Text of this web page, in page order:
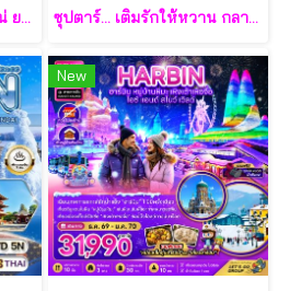
ทัวร์ญี่ปุ่น โตเกียว นากาโน่ ยามานาชิ 7 วัน - TG ซุปตาร์... เติมรักให้หวาน กลางเกาะฟูก๊วก 3 วัน 2 คืน - VZ
New